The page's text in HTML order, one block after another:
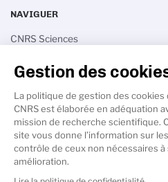
NAVIGUER
CNRS Sciences
Recherche
Innovation
International
Gestion des
La politique de gestion des cookies
CNRS est élaborée en adéquation
mission de recherche scientifique.
site vous donne l’information sur
contrôle de ceux non nécessaires
amélioration.